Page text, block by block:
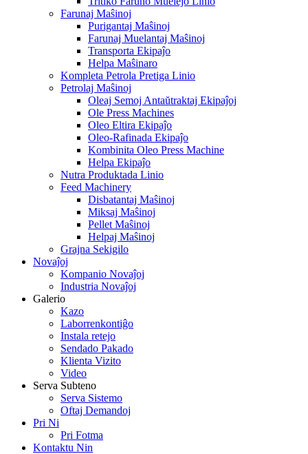
Farunaj Maŝinoj
Purigantaj Maŝinoj
Farunaj Muelantaj Maŝinoj
Transporta Ekipaĵo
Helpa Maŝinaro
Kompleta Petrola Pretiga Linio
Petrolaj Maŝinoj
Oleaj Semoj Antaŭtraktaj Ekipaĵoj
Ole Press Machines
Oleo Eltira Ekipaĵo
Oleo-Rafinada Ekipaĵo
Kombinita Oleo Press Machine
Helpa Ekipaĵo
Nutra Produktada Linio
Feed Machinery
Disbatantaj Maŝinoj
Miksaj Maŝinoj
Pellet Maŝinoj
Helpaj Maŝinoj
Grajna Sekigilo
Novaĵoj
Kompanio Novaĵoj
Industria Novaĵoj
Galerio
Kazo
Laborrenkontiĝo
Instala retejo
Sendado Pakado
Klienta Vizito
Video
Serva Subteno
Serva Sistemo
Oftaj Demandoj
Pri Ni
Pri Fotma
Kontaktu Nin